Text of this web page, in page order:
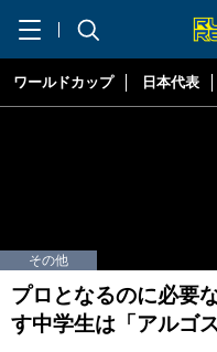
ワールドカップ 日本代表
その他
プロとなるのに必要
す中学生は「アルゴス